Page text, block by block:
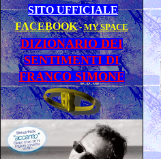
SITO UFFICIALE
FACEBOOK-MY SPACE
DIZIONARIO DEI
SENTIMENTI DI
FRANCO SIMONE